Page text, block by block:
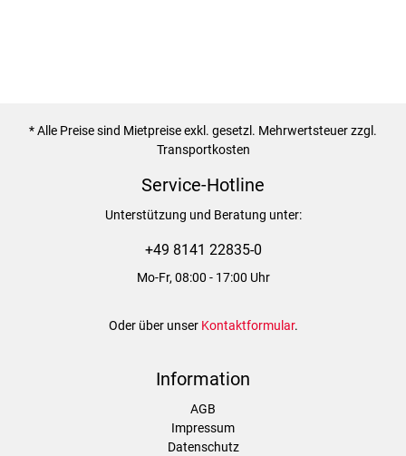
* Alle Preise sind Mietpreise exkl. gesetzl. Mehrwertsteuer zzgl.
Transportkosten
Service-Hotline
Unterstützung und Beratung unter:
+49 8141 22835-0
Mo-Fr, 08:00 - 17:00 Uhr
Oder über unser Kontaktformular.
Information
AGB
Impressum
Datenschutz